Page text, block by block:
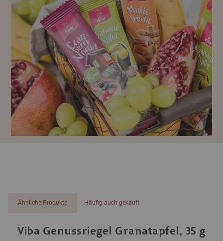
Ähnliche Produkte Häufig auch gekauft
Viba Genussriegel Granatapfel, 35 g